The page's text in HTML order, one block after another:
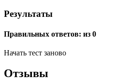
Результаты
Правильных ответов: из 0
Начать тест заново
Отзывы